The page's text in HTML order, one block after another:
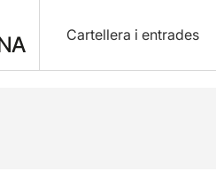
Cartellera i entrades